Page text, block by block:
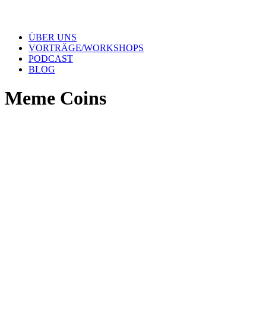
ÜBER UNS
VORTRÄGE/WORKSHOPS
PODCAST
BLOG
Meme Coins